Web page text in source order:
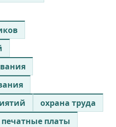
охрана труда
печатные платы